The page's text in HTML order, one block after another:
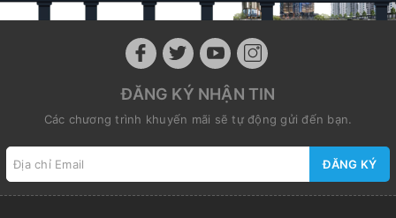
ĐĂNG KÝ NHẬN TIN
Các chương trình khuyến mãi sẽ tự động gửi đến bạn.
ĐĂNG KÝ